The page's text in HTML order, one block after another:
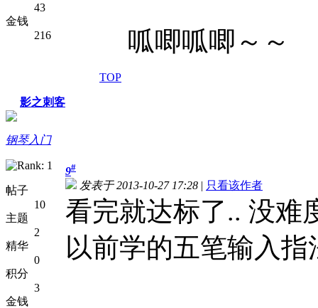
43
金钱
216
呱唧呱唧～～
TOP
影之刺客
钢琴入门
帖子
10
主题
2
精华
0
积分
3
金钱
9#
发表于 2013-10-27 17:28 | 只看该作者
看完就达标了.. 没难
以前学的五笔输入指